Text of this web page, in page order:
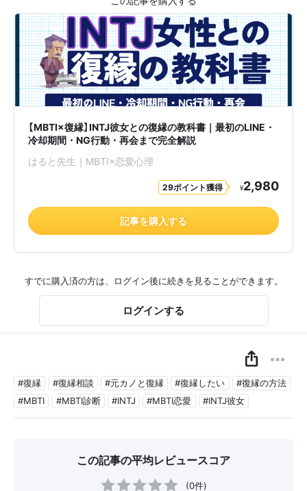
【MBTI×復縁】INTJ彼女との復縁の教科書｜最初のLINE・
冷却期間・NG行動・再会まで完全解説
はると先生｜MBTI×恋愛心理
29ポイント獲得 ¥2,980
記事を購入する
すでに購入済の方は、ログイン後に続きを見ることができます。
ログインする
#復縁 #復縁相談 #元カノと復縁 #復縁したい
#復縁の方法
#MBTI
#MBTI診断 #INTJ #MBTI恋愛 #INTJ彼女
この記事の平均レビュースコア
(0件)